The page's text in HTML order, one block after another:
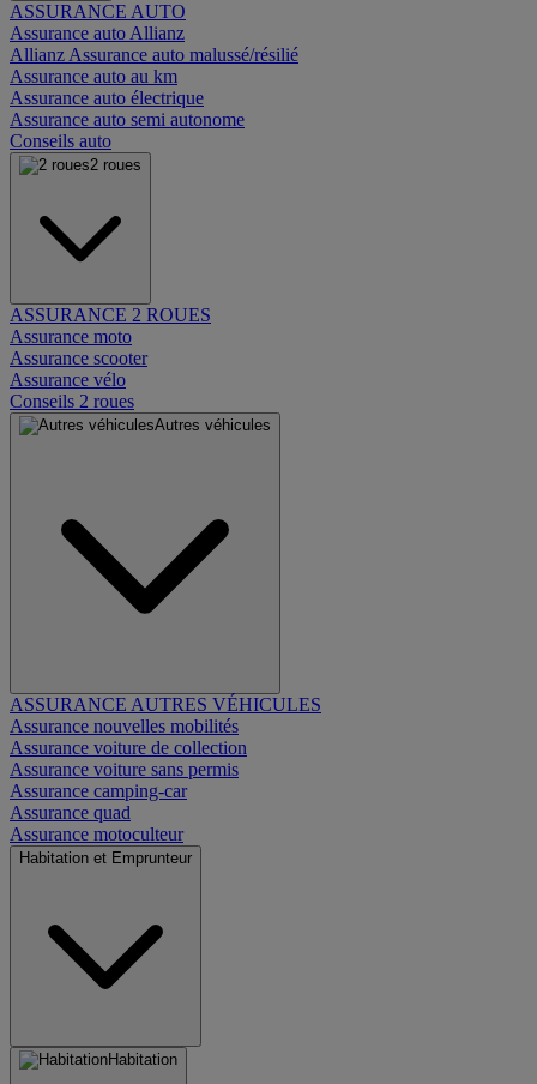
ASSURANCE AUTO
Assurance auto Allianz
Allianz Assurance auto malussé/résilié
Assurance auto au km
Assurance auto électrique
Assurance auto semi autonome
Conseils auto
2 roues
ASSURANCE 2 ROUES
Assurance moto
Assurance scooter
Assurance vélo
Conseils 2 roues
Autres véhicules
ASSURANCE AUTRES VÉHICULES
Assurance nouvelles mobilités
Assurance voiture de collection
Assurance voiture sans permis
Assurance camping-car
Assurance quad
Assurance motoculteur
Habitation et Emprunteur
Habitation